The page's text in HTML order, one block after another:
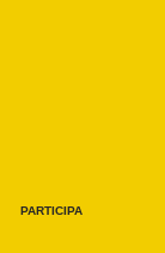
PARTICIPA